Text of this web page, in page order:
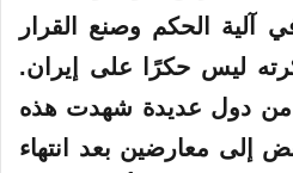
الحكم وصنع القرار
ليس حكرًا على إيران.
من دول عديدة شهدت هذه
إلى معارضين بعد انتهاء